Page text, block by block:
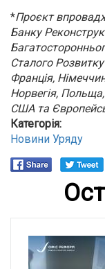
*Проєкт
Банку
Сталого Розвитку
Франція,
Норвегія,
США та
Категорія:
Новини Уряду